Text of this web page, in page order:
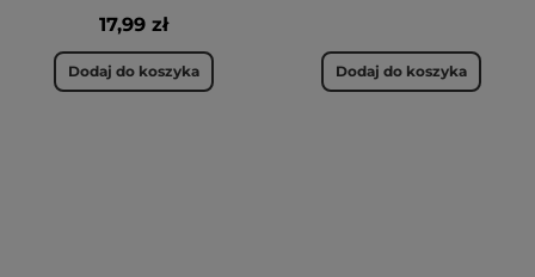
17,99 zł
Dodaj do koszyka Dodaj do koszyka